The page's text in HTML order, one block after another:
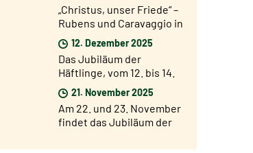
„Christus, unser Friede“ –
Rubens und Caravaggio in
einer Ausstellung in Rom
ab dem 17. Dezember
12. Dezember 2025
Das Jubiläum der
Häftlinge, vom 12. bis 14.
Dezember
21. November 2025
Am 22. und 23. November
findet das Jubiläum der
statt